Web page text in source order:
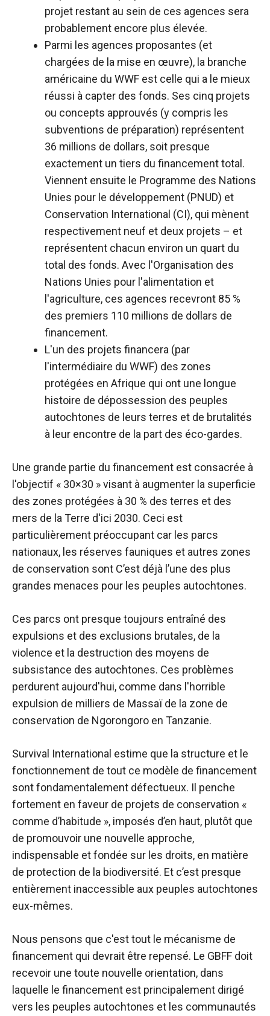
projet restant au sein de ces agences sera
probablement encore plus élevée.
Parmi les agences proposantes (et
chargées de la mise en œuvre), la branche
américaine du WWF est celle qui a le mieux
réussi à capter des fonds. Ses cinq projets
ou concepts approuvés (y compris les
subventions de préparation) représentent
36 millions de dollars, soit presque
exactement un tiers du financement total.
Viennent ensuite le Programme des Nations
Unies pour le développement (PNUD) et
Conservation International (CI), qui mènent
respectivement neuf et deux projets – et
représentent chacun environ un quart du
total des fonds. Avec l'Organisation des
Nations Unies pour l'alimentation et
l'agriculture, ces agences recevront 85 %
des premiers 110 millions de dollars de
financement.
L'un des projets financera (par
l'intermédiaire du WWF) des zones
protégées en Afrique qui ont une longue
histoire de dépossession des peuples
autochtones de leurs terres et de brutalités
à leur encontre de la part des éco-gardes.
Une grande partie du financement est consacrée à
l'objectif « 30×30 » visant à augmenter la superficie
des zones protégées à 30 % des terres et des
mers de la Terre d'ici 2030. Ceci est
particulièrement préoccupant car les parcs
nationaux, les réserves fauniques et autres zones
de conservation sont C’est déjà l’une des plus
grandes menaces pour les peuples autochtones.
Ces parcs ont presque toujours entraîné des
expulsions et des exclusions brutales, de la
violence et la destruction des moyens de
subsistance des autochtones. Ces problèmes
perdurent aujourd'hui, comme dans l'horrible
expulsion de milliers de Massaï de la zone de
conservation de Ngorongoro en Tanzanie.
Survival International estime que la structure et le
fonctionnement de tout ce modèle de financement
sont fondamentalement défectueux. Il penche
fortement en faveur de projets de conservation «
comme d’habitude », imposés d’en haut, plutôt que
de promouvoir une nouvelle approche,
indispensable et fondée sur les droits, en matière
de protection de la biodiversité. Et c’est presque
entièrement inaccessible aux peuples autochtones
eux-mêmes.
Nous pensons que c'est tout le mécanisme de
financement qui devrait être repensé. Le GBFF doit
recevoir une toute nouvelle orientation, dans
laquelle le financement est principalement dirigé
vers les peuples autochtones et les communautés